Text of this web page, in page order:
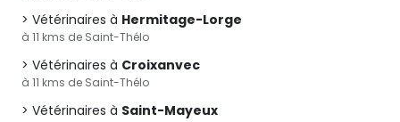
Vétérinaires à Hermitage-Lorge
à 11 kms de Saint-Thélo
Vétérinaires à Croixanvec
à 11 kms de Saint-Thélo
Vétérinaires à Saint-Mayeux